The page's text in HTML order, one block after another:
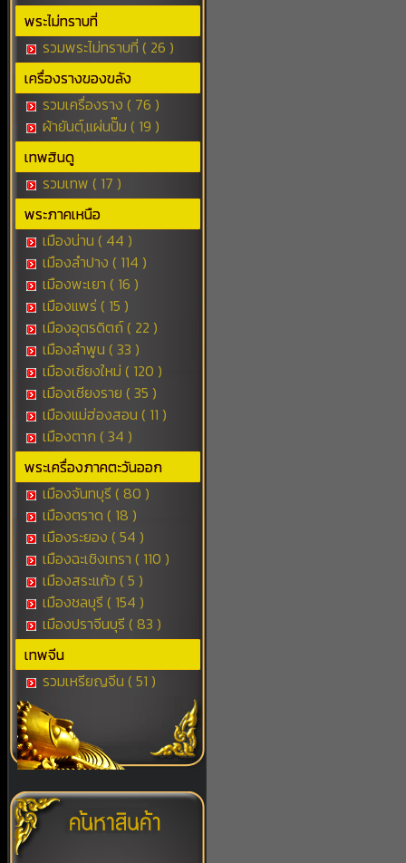
พระไม่ทราบที่
รวมพระไม่ทราบที่ ( 26 )
เครื่องรางของขลัง
รวมเครื่องราง ( 76 )
ผ้ายันต์,แผ่นปั๊ม ( 19 )
เทพฮินดู
รวมเทพ ( 17 )
พระภาคเหนือ
เมืองน่าน ( 44 )
เมืองลำปาง ( 114 )
เมืองพะเยา ( 16 )
เมืองแพร่ ( 15 )
เมืองอุตรดิตถ์ ( 22 )
เมืองลำพูน ( 33 )
เมืองเชียงใหม่ ( 120 )
เมืองเชียงราย ( 35 )
เมืองแม่ฮ่องสอน ( 11 )
เมืองตาก ( 34 )
พระเครื่องภาคตะวันออก
เมืองจันทบุรี ( 80 )
เมืองตราด ( 18 )
เมืองระยอง ( 54 )
เมืองฉะเชิงเทรา ( 110 )
เมืองสระแก้ว ( 5 )
เมืองชลบุรี ( 154 )
เมืองปราจีนบุรี ( 83 )
เทพจีน
รวมเหรียญจีน ( 51 )